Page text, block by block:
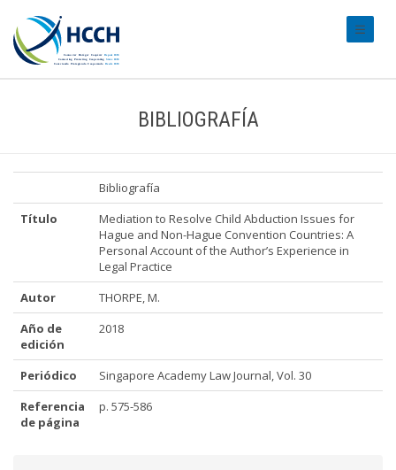
BIBLIOGRAFÍA
Bibliografía
Título
Mediation to Resolve Child Abduction Issues for
Hague and Non-Hague Convention Countries: A
Personal Account of the Author’s Experience in
Legal Practice
Autor
THORPE, M.
Año de
edición
2018
Periódico
Singapore Academy Law Journal, Vol. 30
Referencia
de página
p. 575-586